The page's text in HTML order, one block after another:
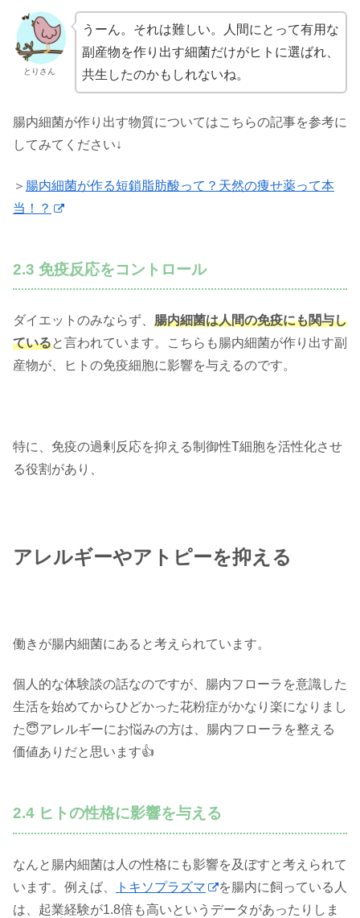
とりさん
うーん。それは難しい。人間にとって有用な
副産物を作り出す細菌だけがヒトに選ばれ、
共生したのかもしれないね。
腸内細菌が作り出す物質についてはこちらの記事を参考に
してみてください↓
＞ 腸内細菌が作る短鎖脂肪酸って？天然の痩せ薬って本
当！？
2.3 免疫反応をコントロール
ダイエットのみならず、 腸内細菌は人間の免疫にも関与し
ていると言われています。こちらも腸内細菌が作り出す副
産物が、ヒトの免疫細胞に影響を与えるのです。
特に、免疫の過剰反応を抑える制御性T細胞を活性化させ
る役割があり、
アレルギーやアトピーを抑える
働きが腸内細菌にあると考えられています。
個人的な体験談の話なのですが、腸内フローラを意識した
生活を始めてからひどかった花粉症がかなり楽になりまし
た😇アレルギーにお悩みの方は、腸内フローラを整える
価値ありだと思います👍
2.4 ヒトの性格に影響を与える
なんと腸内細菌は人の性格にも影響を及ぼすと考えられて
います。例えば、
トキソプラズマ
を腸内に飼っている人
は、起業経験が1.8倍も高いというデータがあったりしま